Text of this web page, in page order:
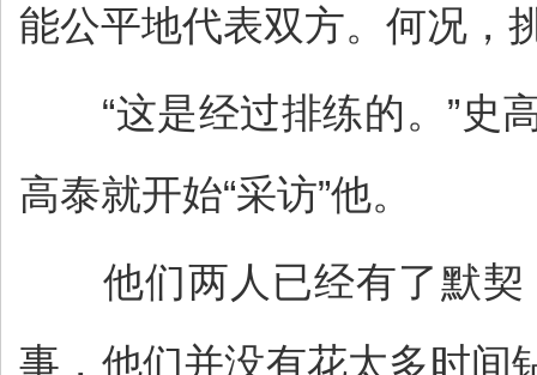
能公平地代表双方。何况，
“这是经过排练的。”史高
高泰就开始“采访”他。
他们两人已经有了默契
事，他们并没有花太多时间